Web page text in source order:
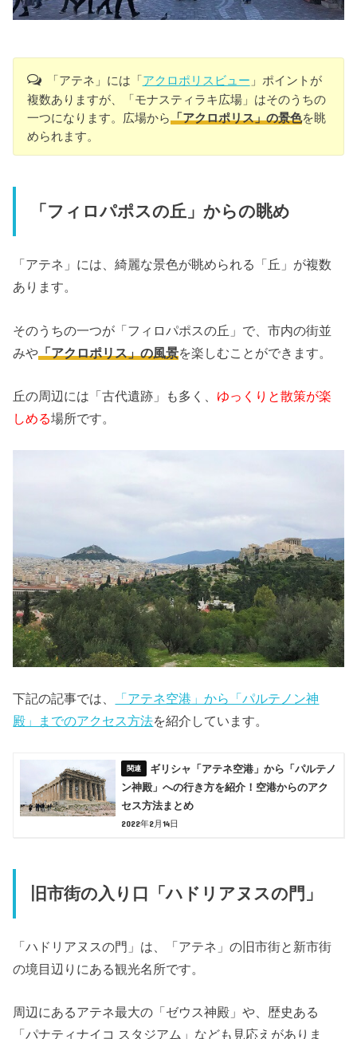
「アテネ」には「アクロポリスビュー 」ポイントが
複数ありますが、「モナスティラキ広場」はそのうちの
一つになります。広場から「アクロポリス」の景色を眺
められます。
「フィロパポスの丘」からの眺め
「アテネ」には、綺麗な景色が眺められる「丘」が複数
あります。
そのうちの一つが「フィロパポスの丘」で、市内の街並
みや「アクロポリス」の風景を楽しむことができます。
丘の周辺には「古代遺跡」も多く、 ゆっくりと散策が楽
しめる場所です。
下記の記事では、
「アテネ空港」から「パルテノン神
殿」までのアクセス方法を紹介しています。
ギリシャ「アテネ空港」から「パルテノ
ン神殿」への行き方を紹介！空港からのアク
セス方法まとめ
2022年2月14日
旧市街の入り口「ハドリアヌスの門」
「ハドリアヌスの門」は、「アテネ」の旧市街と新市街
の境目辺りにある観光名所です。
周辺にあるアテネ最大の「ゼウス神殿」や、歴史ある
「パナティナイコ スタジアム」なども見応えがありま